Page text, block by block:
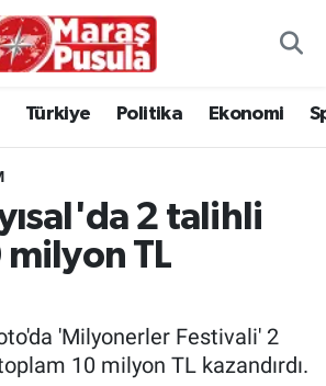
Türkiye Politika Ekonomi
2 talihli
milyon TL
'Milyonerler Festivali' 2
10 milyon TL kazandırdı.
Yoğunluk Haritası
Durumu ve Fikstür